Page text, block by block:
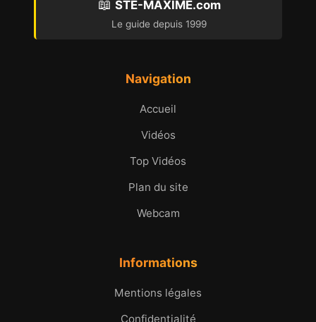
📖 STE-MAXIME.com
Le guide depuis 1999
Navigation
Accueil
Vidéos
Top Vidéos
Plan du site
Webcam
Informations
Mentions légales
Confidentialité